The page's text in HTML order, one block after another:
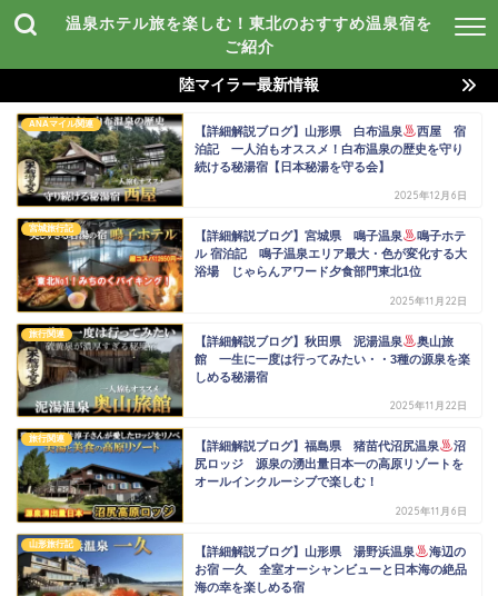
温泉ホテル旅を楽しむ！東北のおすすめ温泉宿を
ご紹介
陸マイラー最新情報
ANAマイル関連
【詳細解説ブログ】山形県 白布温泉
西屋 宿
泊記 一人泊もオススメ！白布温泉の歴史を守り
続ける秘湯宿【日本秘湯を守る会】
2025年12月6日
宮城旅行記
【詳細解説ブログ】宮城県 鳴子温泉
鳴子ホテ
ル 宿泊記 鳴子温泉エリア最大・色が変化する大
浴場 じゃらんアワード夕食部門東北1位
2025年11月22日
旅行関連
【詳細解説ブログ】秋田県 泥湯温泉
奥山旅
館 一生に一度は行ってみたい・・3種の源泉を楽
しめる秘湯宿
2025年11月22日
旅行関連
【詳細解説ブログ】福島県 猪苗代沼尻温泉
沼
尻ロッジ 源泉の湧出量日本一の高原リゾートを
オールインクルーシブで楽しむ！
2025年11月6日
山形旅行記
【詳細解説ブログ】山形県 湯野浜温泉
海辺の
お宿 一久 全室オーシャンビューと日本海の絶品
海の幸を楽しめる宿